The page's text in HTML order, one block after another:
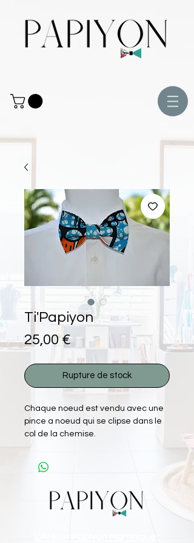
Ti'Papiyon
25,00 €Prix
Rupture de stock
Chaque noeud est vendu avec une
pince a noeud qui se clipse dans le
col de la chemise.